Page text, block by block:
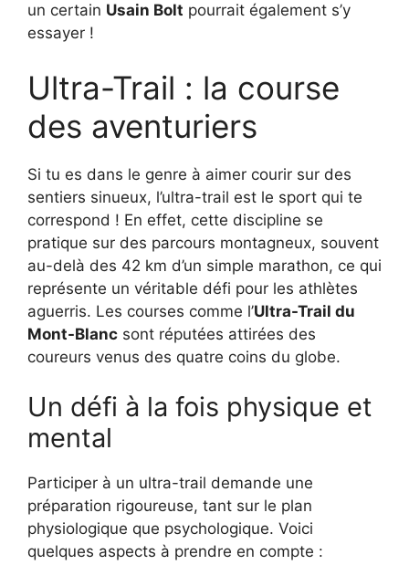
un certain Usain Bolt pourrait également s’y
essayer !
Ultra-Trail : la course
des aventuriers
Si tu es dans le genre à aimer courir sur des
sentiers sinueux, l’ultra-trail est le sport qui te
correspond ! En effet, cette discipline se
pratique sur des parcours montagneux, souvent
au-delà des 42 km d’un simple marathon, ce qui
représente un véritable défi pour les athlètes
aguerris. Les courses comme l’Ultra-Trail du
Mont-Blanc sont réputées attirées des
coureurs venus des quatre coins du globe.
Un défi à la fois physique et
mental
Participer à un ultra-trail demande une
préparation rigoureuse, tant sur le plan
physiologique que psychologique. Voici
quelques aspects à prendre en compte :